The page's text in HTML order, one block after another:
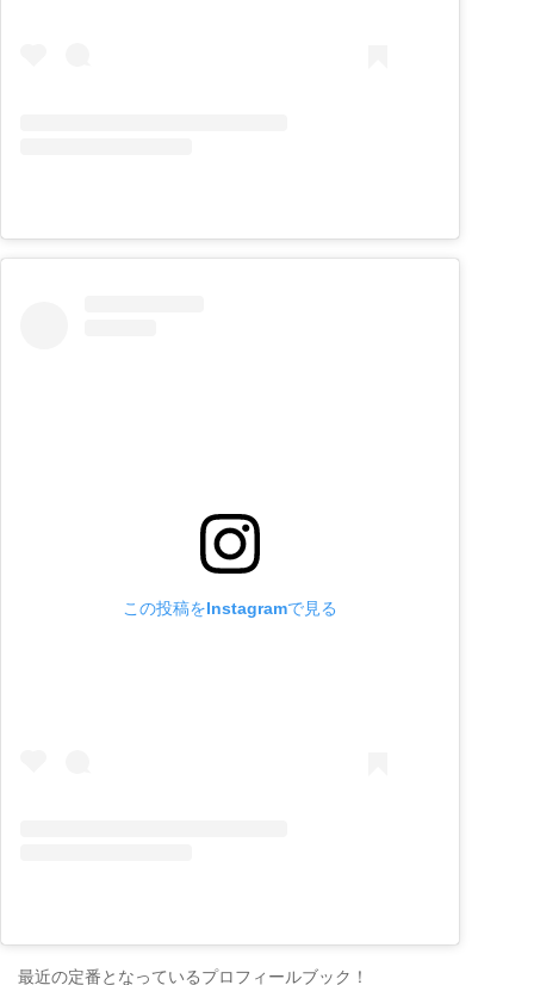
この投稿をInstagramで見る
最近の定番となっているプロフィールブック！